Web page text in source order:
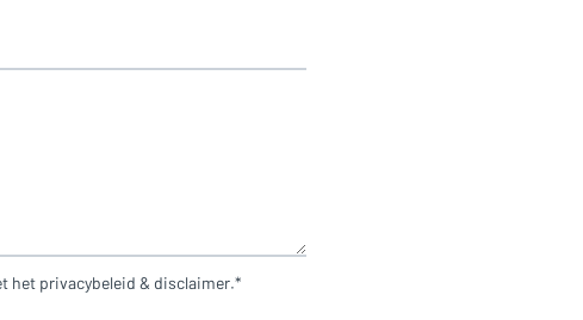
het privacybeleid & disclaimer.*